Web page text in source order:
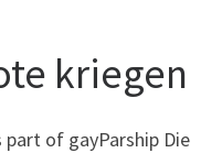
kriegen
part of gayParship Die